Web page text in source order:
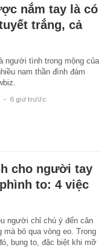
nắm tay là có
trắng, cả
người tình trong mộng của
nam thần đình đám
- 6 giờ trước
cho người tay
to: 4 việc
người chỉ chú ý đến cân
mà bỏ qua vòng eo. Trong
bụng to, đặc biệt khi mỡ